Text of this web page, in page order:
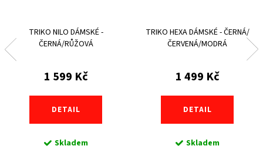
TRIKO NILO DÁMSKÉ -
ČERNÁ/RŮŽOVÁ
1 599 Kč
DETAIL
Skladem
TRIKO HEXA DÁMSKÉ - ČERNÁ/
ČERVENÁ/MODRÁ
1 499 Kč
DETAIL
Skladem